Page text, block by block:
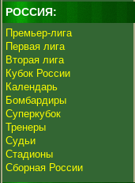
РОССИЯ:
Премьер-лига
Первая лига
Вторая лига
Кубок России
Календарь
Бомбардиры
Суперкубок
Тренеры
Судьи
Стадионы
Сборная России